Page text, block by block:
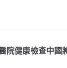
院健康檢查中國